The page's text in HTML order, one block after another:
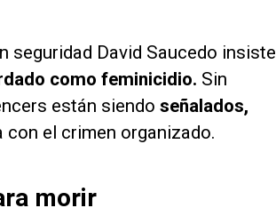
seguridad David Saucedo insiste
como feminicidio. Sin
están siendo señalados,
el crimen organizado.
morir